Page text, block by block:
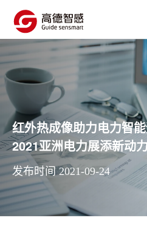
红外热成像助力电力智
2021亚洲电力展添新动
发布时间 2021-09-24